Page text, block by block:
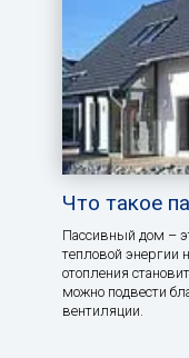
Что такое
Пассивный дом –
тепловой энергии
отопления
можно подвести
вентиляции.